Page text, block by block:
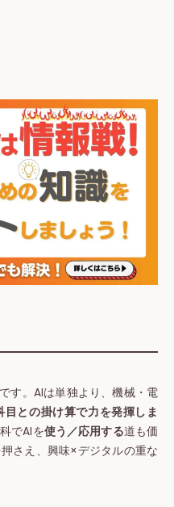
です。AIは単独より、機械・電
目との掛け算で力を発揮しま
でAIを使う／応用する道も価
さえ、興味×デジタルの重な